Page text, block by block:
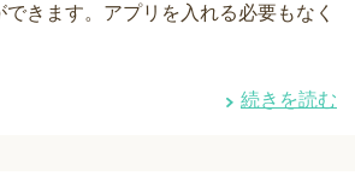
きます。アプリを入れる必要もなく
続きを読む